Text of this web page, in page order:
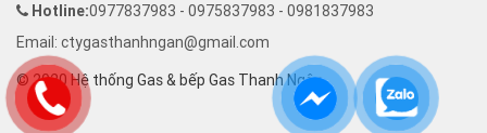
Hotline:0977837983 - 0975837983 - 0981837983
Email: ctygasthanhngan@gmail.com
© 2020 Hệ thống Gas & bếp Gas Thanh Ngân